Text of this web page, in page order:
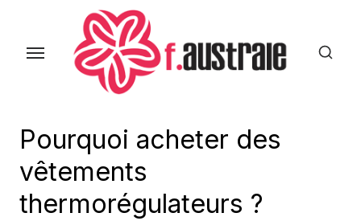
Pourquoi acheter des
vêtements
thermorégulateurs ?